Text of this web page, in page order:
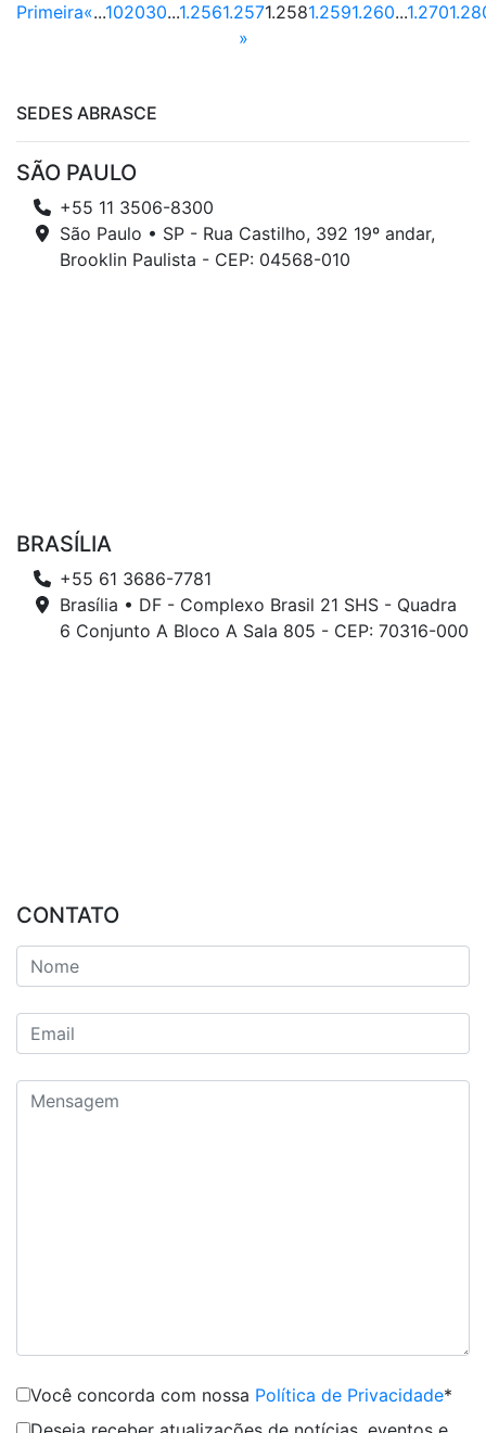
Primeira«...102030...1.2561.2571.2581.2591.260...1.270
»
SEDES ABRASCE
SÃO PAULO
+55 11 3506-8300
São Paulo • SP - Rua Castilho, 392 19º andar,
Brooklin Paulista - CEP: 04568-010
BRASÍLIA
+55 61 3686-7781
Brasília • DF - Complexo Brasil 21 SHS - Quadra
6 Conjunto A Bloco A Sala 805 - CEP: 70316-000
CONTATO
Você concorda com nossa Política de Privacidade*